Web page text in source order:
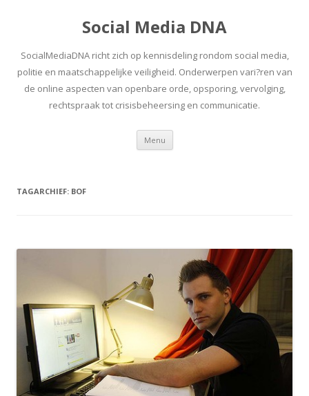
Social Media DNA
SocialMediaDNA richt zich op kennisdeling rondom social media,
politie en maatschappelijke veiligheid. Onderwerpen vari?ren van
de online aspecten van openbare orde, opsporing, vervolging,
rechtspraak tot crisisbeheersing en communicatie.
Menu Spring
inhoud
TAGARCHIEF: BOF